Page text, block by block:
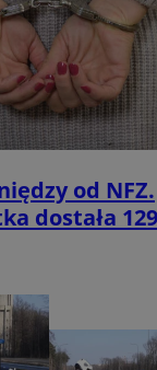
od NFZ.
dostała